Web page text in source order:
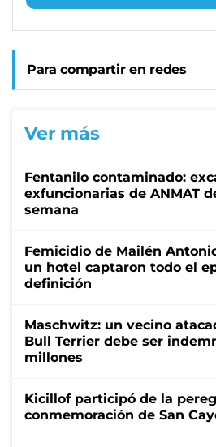
Para compartir en redes
Ver más
Fentanilo contaminado:
exfuncionarias de ANMAT
semana
Femicidio de Mailén
un hotel captaron todo el
definición
Maschwitz: un vecino
Bull Terrier debe ser
millones
Kicillof participó de la
conmemoración de San